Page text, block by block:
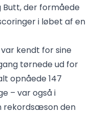
Butt, der formåede
i løbet af en
kendt for sine
tørnede ud for
opnåede 147
– var også i
rekordsæson den